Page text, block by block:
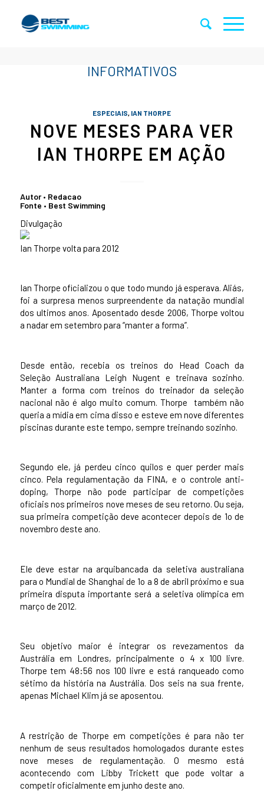
ESPECIAIS, IAN THORPE
NOVE MESES PARA VER
IAN THORPE EM AÇÃO
Autor • Redacao
Fonte • Best Swimming
Divulgação
Ian Thorpe volta para 2012
Ian Thorpe oficializou o que todo mundo já esperava. Aliás,
foi a surpresa menos surpreendente da natação mundial
dos ultimos anos. Aposentado desde 2006, Thorpe voltou
a nadar em setembro para “manter a forma”.
Desde então, recebia os treinos do Head Coach da
Seleção Australiana Leigh Nugent e treinava sozinho.
Manter a forma com treinos do treinador da seleção
nacional não é algo muito comum. Thorpe também não
queria a mídia em cima disso e esteve em nove diferentes
piscinas durante este tempo, sempre treinando sozinho.
Segundo ele, já perdeu cinco quilos e quer perder mais
cinco. Pela regulamentação da FINA, e o controle anti-
doping, Thorpe não pode participar de competições
oficiais nos primeiros nove meses de seu retorno. Ou seja,
sua primeira competição deve acontecer depois de 1o de
novembro deste ano.
Ele deve estar na arquibancada da seletiva australiana
para o Mundial de Shanghai de 1o a 8 de abril próximo e sua
primeira disputa importante será a seletiva olímpica em
março de 2012.
Seu objetivo maior é integrar os revezamentos da
Austrália em Londres, principalmente o 4 x 100 livre.
Thorpe tem 48:56 nos 100 livre e está ranqueado como
sétimo da história na Austrália. Dos seis na sua frente,
apenas Michael Klim já se aposentou.
A restrição de Thorpe em competições é para não ter
nenhum de seus resultados homologados durante estes
nove meses de regulamentação. O mesmo está
acontecendo com Libby Trickett que pode voltar a
competir oficialmente em junho deste ano.